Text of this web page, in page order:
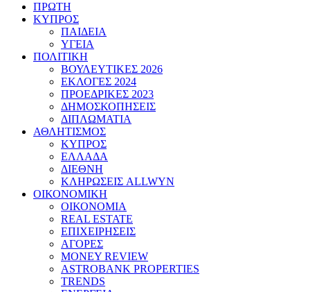
ΠΡΩΤΗ
ΚΥΠΡΟΣ
ΠΑΙΔΕΙΑ
ΥΓΕΙΑ
ΠΟΛΙΤΙΚΗ
ΒΟΥΛΕΥΤΙΚΕΣ 2026
ΕΚΛΟΓΕΣ 2024
ΠΡΟΕΔΡΙΚΕΣ 2023
ΔΗΜΟΣΚΟΠΗΣΕΙΣ
ΔΙΠΛΩΜΑΤΙΑ
ΑΘΛΗΤΙΣΜΟΣ
ΚΥΠΡΟΣ
ΕΛΛΑΔΑ
ΔΙΕΘΝΗ
ΚΛΗΡΩΣΕΙΣ ALLWYN
ΟΙΚΟΝΟΜΙΚΗ
ΟΙΚΟΝΟΜΙΑ
REAL ESTATE
ΕΠΙΧΕΙΡΗΣΕΙΣ
ΑΓΟΡΕΣ
MONEY REVIEW
ASTROBANK PROPERTIES
TRENDS